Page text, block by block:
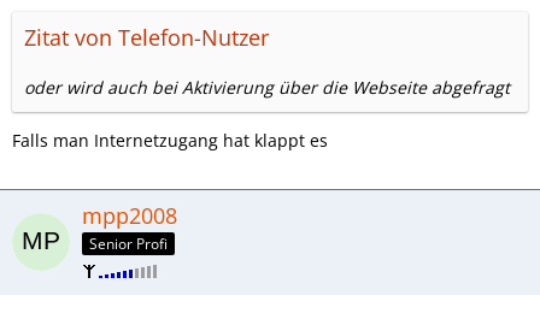
Zitat von Telefon-Nutzer
oder wird auch bei Aktivierung über die Webseite abgefragt
Falls man Internetzugang hat klappt es
mpp2008
Senior Profi